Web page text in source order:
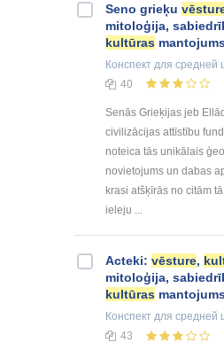
Seno grieķu
mitoloģija,
kultūras
Конспект для средней
40
Senās Grieķijas jeb
civilizācijas attīstību
noteica tās unikālais
novietojums un dabas
krasi atšķīrās no citām
ieleju ...
Acteki: vēsture,
mitoloģija,
kultūras
Конспект для средней
43